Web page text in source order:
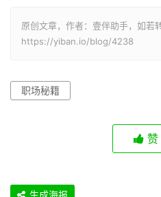
原创文章，作者：壹伴助手，如若
https://yiban.io/blog/4238
职场秘籍
赞
生成海报